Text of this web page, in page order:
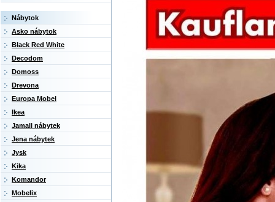
Nábytok
Asko nábytok
Black Red White
Decodom
Domoss
Drevona
Europa Mobel
Ikea
Jamall nábytek
Jena nábytek
Jysk
Kika
Komandor
Mobelix